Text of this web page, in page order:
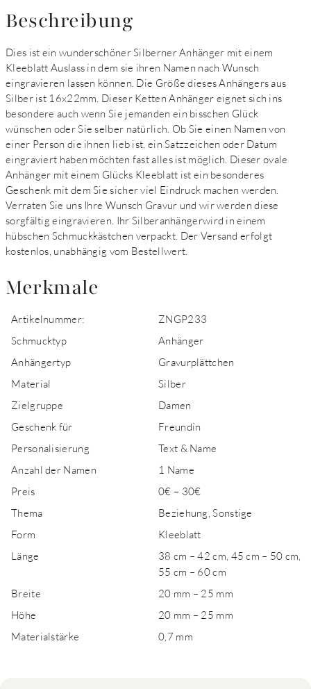
Beschreibung
Dies ist ein wunderschöner Silberner Anhänger mit einem
Kleeblatt Auslass in dem sie ihren Namen nach Wunsch
eingravieren lassen können. Die Größe dieses Anhängers aus
Silber ist 16x22mm. Dieser Ketten Anhänger eignet sich ins
besondere auch wenn Sie jemanden ein bisschen Glück
wünschen oder Sie selber natürlich. Ob Sie einen Namen von
einer Person die ihnen lieb ist, ein Satzzeichen oder Datum
eingraviert haben möchten fast alles ist möglich. Dieser ovale
Anhänger mit einem Glücks Kleeblatt ist ein besonderes
Geschenk mit dem Sie sicher viel Eindruck machen werden.
Verraten Sie uns Ihre Wunsch Gravur und wir werden diese
sorgfältig eingravieren. Ihr Silberanhängerwird in einem
hübschen Schmuckkästchen verpackt. Der Versand erfolgt
kostenlos, unabhängig vom Bestellwert.
Merkmale
Artikelnummer:
ZNGP233
Schmucktyp
Anhänger
Anhängertyp
Gravurplättchen
Material
Silber
Zielgruppe
Damen
Geschenk für
Freundin
Personalisierung
Text & Name
Anzahl der Namen
1 Name
Preis
0€ – 30€
Thema
Beziehung, Sonstige
Form
Kleeblatt
Länge
38 cm – 42 cm, 45 cm – 50 cm,
55 cm – 60 cm
Breite
20 mm – 25 mm
Höhe
20 mm – 25 mm
Materialstärke
0,7 mm